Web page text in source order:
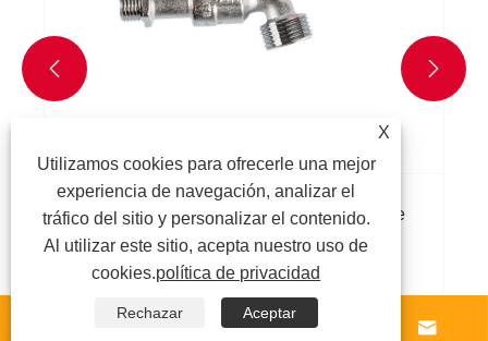
 
 
X
Utilizamos cookies para ofrecerle una mejor
experiencia de navegación, analizar el
tráfico del sitio y personalizar el contenido.
Al utilizar este sitio, acepta nuestro uso de
cookies.política de privacidad
Rechazar Aceptar